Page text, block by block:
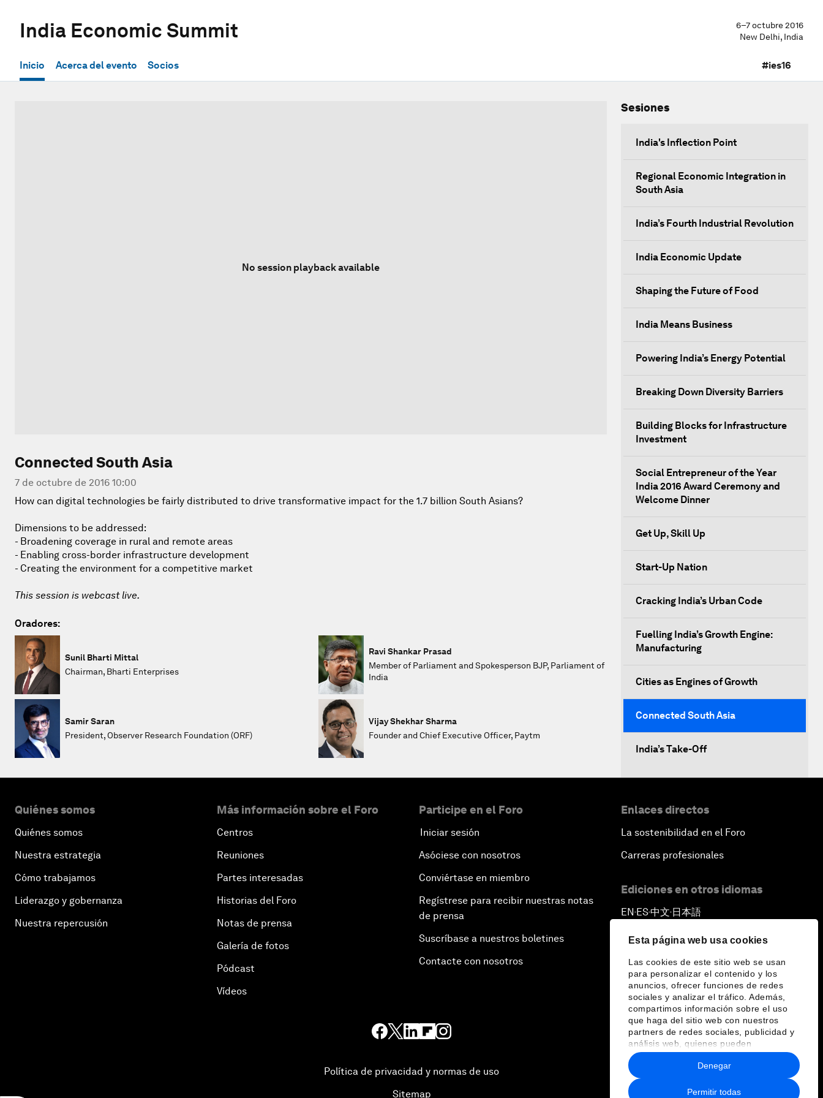
Esta página web usa cookies
Las cookies de este sitio web se usan
para personalizar el contenido y los
anuncios, ofrecer funciones de redes
sociales y analizar el tráfico. Además,
compartimos información sobre el uso
que haga del sitio web con nuestros
partners de redes sociales, publicidad y
análisis web, quienes pueden
combinarla con otra información que les
haya proporcionado o que hayan
recopilado a partir del uso que haya
hecho de sus servicios.
Permitir todas
Denegar
India Economic Summit
6–7 octubre 2016
New Delhi, India
Inicio Acerca del evento Socios #ies16
No session playback available
Connected South Asia
7 de octubre de 2016 10:00
How can digital technologies be fairly distributed to drive transformative impact for the 1.7 billion South Asians?
Dimensions to be addressed:
- Broadening coverage in rural and remote areas
- Enabling cross-border infrastructure development
- Creating the environment for a competitive market
This session is webcast live.
Oradores:
Sunil Bharti Mittal
Chairman, Bharti Enterprises
Ravi Shankar Prasad
Member of Parliament and Spokesperson BJP, Parliament of
India
Samir Saran
President, Observer Research Foundation (ORF)
Vijay Shekhar Sharma
Founder and Chief Executive Officer, Paytm
Sesiones
India's Inflection Point
Regional Economic Integration in
South Asia
India’s Fourth Industrial Revolution
India Economic Update
Shaping the Future of Food
India Means Business
Powering India’s Energy Potential
Breaking Down Diversity Barriers
Building Blocks for Infrastructure
Investment
Social Entrepreneur of the Year
India 2016 Award Ceremony and
Welcome Dinner
Get Up, Skill Up
Start-Up Nation
Cracking India’s Urban Code
Fuelling India’s Growth Engine:
Manufacturing
Cities as Engines of Growth
Connected South Asia
India’s Take-Off
Quiénes somos
Quiénes somos
Nuestra estrategia
Cómo trabajamos
Liderazgo y gobernanza
Nuestra repercusión
Más información sobre el Foro
Centros
Reuniones
Partes interesadas
Historias del Foro
Notas de prensa
Galería de fotos
Pódcast
Vídeos
Participe en el Foro
Iniciar sesión
Asóciese con nosotros
Conviértase en miembro
Regístrese para recibir nuestras notas
de prensa
Suscríbase a nuestros boletines
Contacte con nosotros
Enlaces directos
La sostenibilidad en el Foro
Carreras profesionales
Ediciones en otros idiomas
EN ▪ES▪中文▪ 日本語
Política de privacidad y normas de uso
Sitemap